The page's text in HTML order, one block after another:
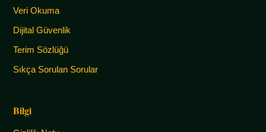
Veri Okuma
Dijital Güvenlik
Terim Sözlüğü
Sıkça Sorulan Sorular
Bilgi